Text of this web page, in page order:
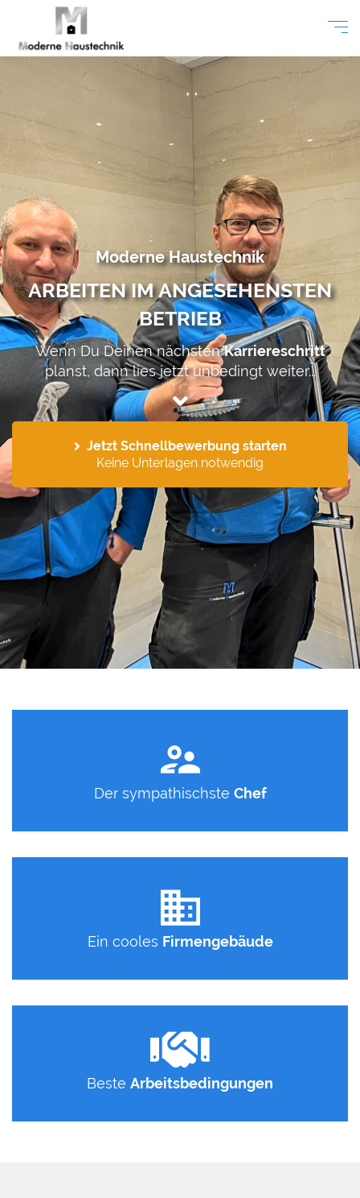
Moderne Haustechnik
ARBEITEN IM ANGESEHENSTEN
BETRIEB
Wenn Du Deinen nächstenKarriereschritt
planst, dann lies jetzt unbedingt weiter...
Jetzt Schnellbewerbung starten
Keine Unterlagen notwendig
Der sympathischste Chef
Ein cooles Firmengebäude
Beste Arbeitsbedingungen